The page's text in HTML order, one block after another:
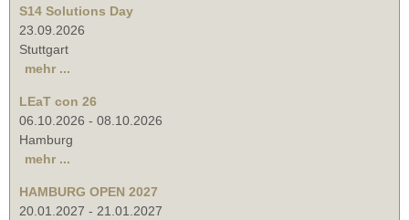
S14 Solutions Day
23.09.2026
Stuttgart
mehr ...
LEaT con 26
06.10.2026 - 08.10.2026
Hamburg
mehr ...
HAMBURG OPEN 2027
20.01.2027 - 21.01.2027